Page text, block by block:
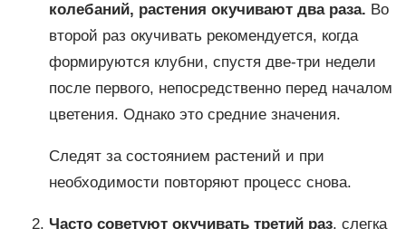
колебаний, растения окучивают два раза. Во
второй раз окучивать рекомендуется, когда
формируются клубни, спустя две-три недели
после первого, непосредственно перед началом
цветения. Однако это средние значения.
Следят за состоянием растений и при
необходимости повторяют процесс снова.
Часто советуют окучивать третий раз, слегка